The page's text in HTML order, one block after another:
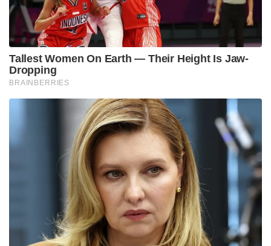
Tallest Women On Earth — Their Height Is Jaw-
Dropping
BRAINBERRIES